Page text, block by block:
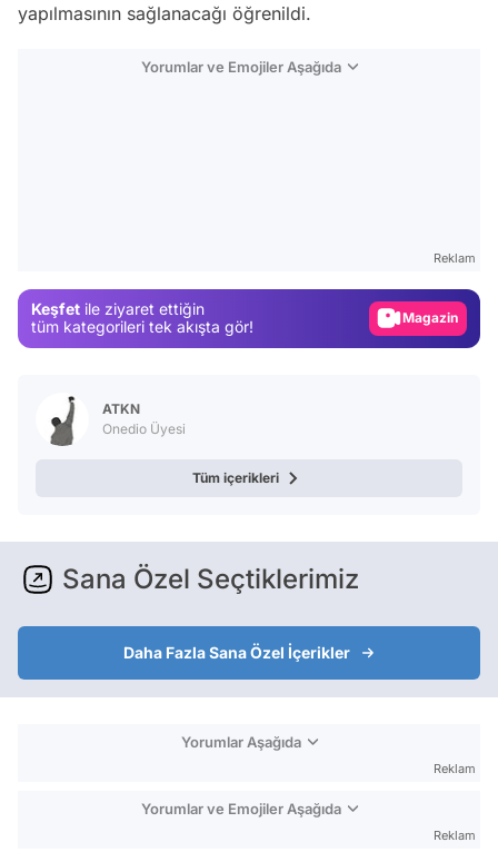
yapılmasının sağlanacağı öğrenildi.
Yorumlar ve Emojiler Aşağıda
Reklam
Keşfet ile ziyaret ettiğin
tüm kategorileri tek akışta gör!
Video
ATKN
Onedio Üyesi
Tüm içerikleri
Sana Özel Seçtiklerimiz
Daha Fazla Sana Özel İçerikler
Yorumlar Aşağıda
Reklam
Yorumlar ve Emojiler Aşağıda
Reklam